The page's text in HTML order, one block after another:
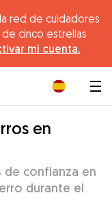
la red de cuidadores
cinco estrellas
mi cuenta.
en
de confianza en
durante el